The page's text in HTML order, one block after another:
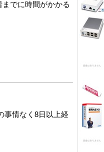
でに時間がかかる
事情なく8日以上経